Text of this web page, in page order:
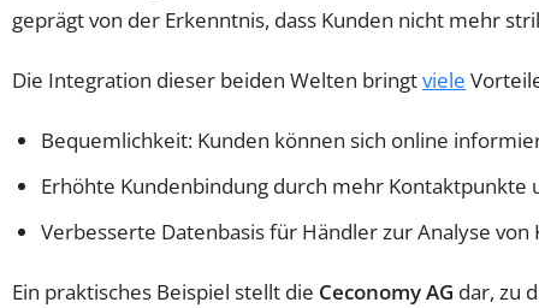
geprägt von der Erkenntnis, dass Kunden nicht mehr
Die Integration dieser beiden Welten bringtviele
Bequemlichkeit: Kunden können sich online
Erhöhte Kundenbindung durch mehr Kontaktpunkte
Verbesserte Datenbasis für Händler zur Analyse
Ein praktisches Beispiel stellt die Ceconomy AG dar, zu